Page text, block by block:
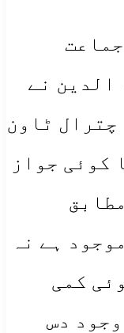
الدین نے
چترال ٹاون
کوئی جواز
ہے نہ
کمی
دس